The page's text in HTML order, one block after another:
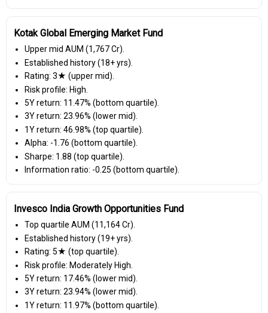
Kotak Global Emerging Market Fund
Upper mid AUM (₹1,767 Cr).
Established history (18+ yrs).
Rating: 3★ (upper mid).
Risk profile: High.
5Y return: 11.47% (bottom quartile).
3Y return: 23.96% (lower mid).
1Y return: 46.98% (top quartile).
Alpha: -1.76 (bottom quartile).
Sharpe: 1.88 (top quartile).
Information ratio: -0.25 (bottom quartile).
Invesco India Growth Opportunities Fund
Top quartile AUM (₹11,164 Cr).
Established history (19+ yrs).
Rating: 5★ (top quartile).
Risk profile: Moderately High.
5Y return: 17.46% (lower mid).
3Y return: 23.94% (lower mid).
1Y return: 11.97% (bottom quartile).